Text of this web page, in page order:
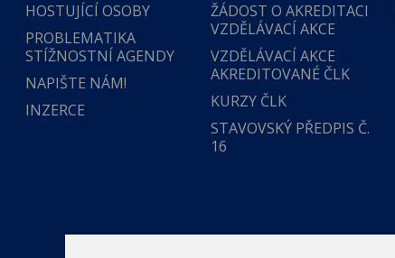
HOSTUJÍCÍ OSOBY
PROBLEMATIKA
STÍŽNOSTNÍ AGENDY
NAPIŠTE NÁM!
INZERCE
ŽÁDOST O AKREDITACI
VZDĚLÁVACÍ AKCE
VZDĚLÁVACÍ AKCE
AKREDITOVANÉ ČLK
KURZY ČLK
STAVOVSKÝ PŘEDPIS Č.
16